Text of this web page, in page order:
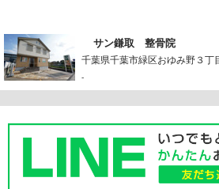
サン鎌取 整骨院
千葉県千葉市緑区おゆみ野３丁
-